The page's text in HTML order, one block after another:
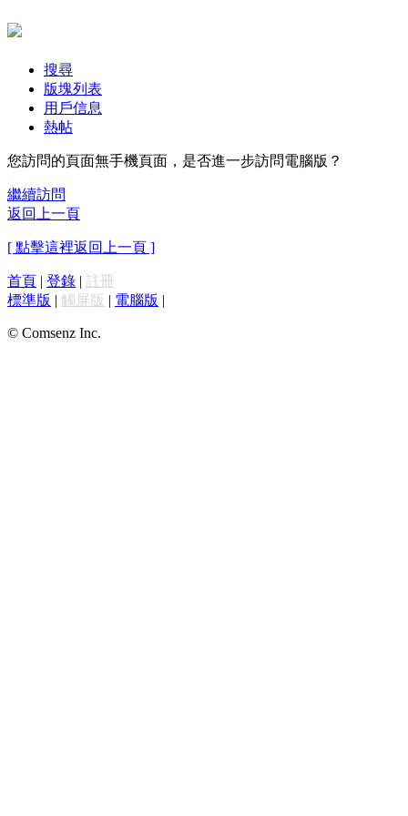
搜尋
版塊列表
用戶信息
熱帖
您訪問的頁面無手機頁面，是否進一步訪問電腦版？
繼續訪問
返回上一頁
[ 點擊這裡返回上一頁 ]
首頁 | 登錄 | 註冊
標準版 | 觸屏版 | 電腦版 |
© Comsenz Inc.